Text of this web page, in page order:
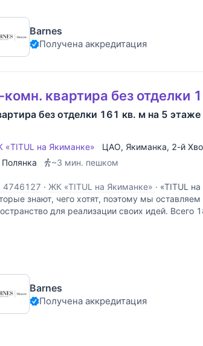
Barnes
Получена аккредитация
комн. квартира без отделки
без отделки 161 кв. м на 5 этаже
«TITUL на Якиманке» ЦАО, Якиманка, 2-й
Полянка
~3 мин. пешком
4746127 · ЖК «TITUL на Якиманке» · «TITUL
знают, чего хотят, поэтому мы
для реализации своих идей.
Barnes
Получена аккредитация